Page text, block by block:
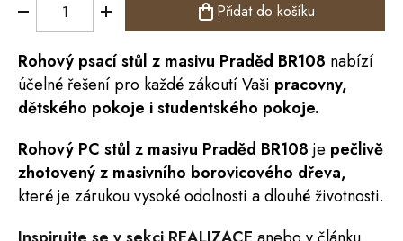
Přidat do košíku
Rohový psací stůl z masivu Praděd BR108 nabízí
účelné řešení pro každé zákoutí Vaši pracovny,
dětského pokoje i studentského pokoje.
Rohový PC stůl z masivu Praděd BR108 je pečlivě
zhotovený z masivního borovicového dřeva,
které je zárukou vysoké odolnosti a dlouhé životnosti.